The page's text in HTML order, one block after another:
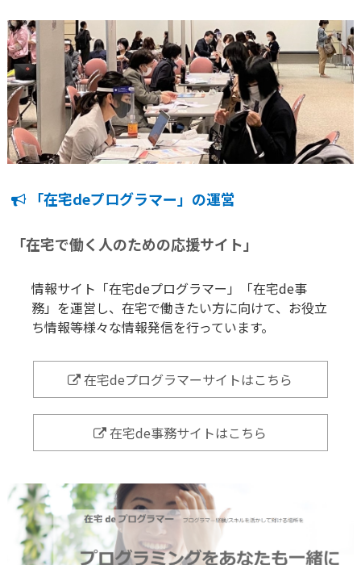
「在宅deプログラマー」の運営
「在宅で働く人のための応援サイト」
情報サイト「在宅deプログラマー」「在宅de事
務」を運営し、在宅で働きたい方に向けて、お役立
ち情報等様々な情報発信を行っています。
在宅deプログラマーサイトはこちら
在宅de事務サイトはこちら